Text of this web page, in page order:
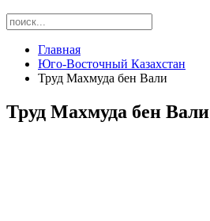
Главная
Юго-Восточный Казахстан
Труд Махмуда бен Вали
Труд Махмуда бен Вали